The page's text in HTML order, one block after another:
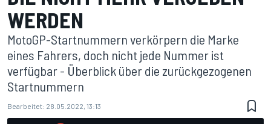
WERDEN
MotoGP-Startnummern verkörpern die Marke
eines Fahrers, doch nicht jede Nummer ist
verfügbar - Überblick über die zurückgezogenen
Startnummern
Bearbeitet: 28.05.2022, 13:13